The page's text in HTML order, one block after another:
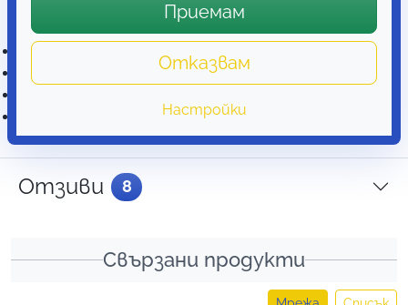
В комплекта ще намерите
Мрежа против комари
Подробна инструкция
Отзиви 8
Свързани продукти
Приемам
Отказвам
Настройки